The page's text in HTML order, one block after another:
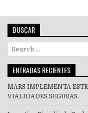
BUSCAR
Search
for:
ENTRADAS RECIENTES
MARS IMPLEMENTA
VIALIDADES SEGURAS.